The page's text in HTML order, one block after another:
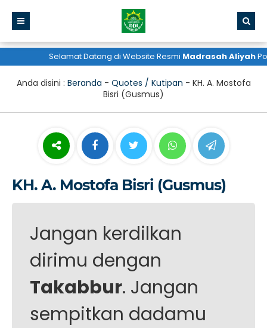
Selamat Datang di Website ResmiMadrasah Aliyah
Anda disini : Beranda - Quotes / Kutipan - KH. A. Mostofa
Bisri (Gusmus)
KH. A. Mostofa Bisri (Gusmus)
Jangan kerdilkan
dirimu dengan
Takabbur. Jangan
sempitkan dadamu